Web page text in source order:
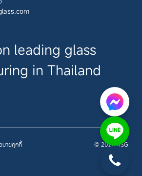
leading glass
in Thailand
บายคุกกี้ © 2026 KSG